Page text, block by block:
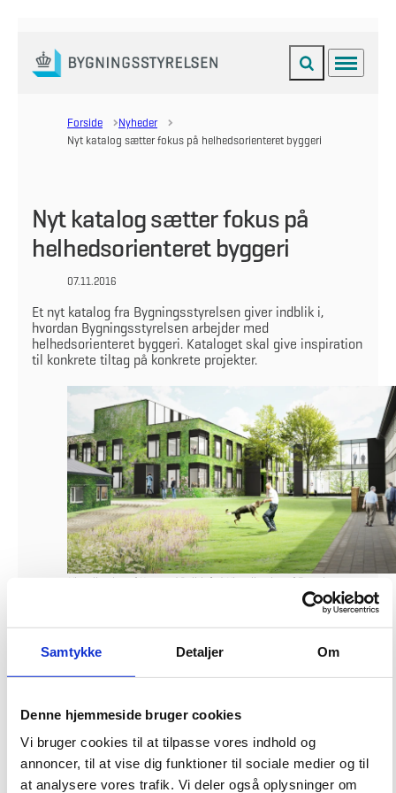
Samtykke Detaljer Om
Denne hjemmeside bruger cookies
Vi bruger cookies til at tilpasse vores indhold og
annoncer, til at vise dig funktioner til sociale medier og til
at analysere vores trafik. Vi deler også oplysninger om
Gå til forsiden Fold søgefelt ud
Menu
Forside
Nyheder
Nyt katalog sætter fokus på helhedsorienteret byggeri
Nyt katalog sætter fokus på
helhedsorienteret byggeri
07.11.2016
Et nyt katalog fra Bygningsstyrelsen giver indblik i,
hvordan Bygningsstyrelsen arbejder med
helhedsorienteret byggeri. Kataloget skal give inspiration
til konkrete tiltag på konkrete projekter.
Visualisering af Næstved Politigård. Visualisering af Entasis
Bygningsstyrelsen har i dag offentliggjort en ny publikation med en
eksempelsamling på, hvordan styrelsen arbejder med helhedsorienteret
byggeri. Samtidig præsenteres en holdningstilkendegivelse, hvor rammerne
Bygningsstyrelsen arbejder for at skabe de rigtige rammer for arbejde og
helhedsorienteret byggeri.
Helhedsorienteret byggeri indebærer, at der tænkes hele vejen rundt om